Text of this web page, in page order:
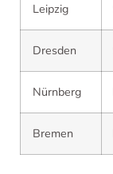
Leipzig
Dresden
Nürnberg
Bremen